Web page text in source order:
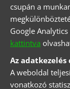
csupán a
Google
kattintva
Az adatkezelés
A weboldal
vonatkozó